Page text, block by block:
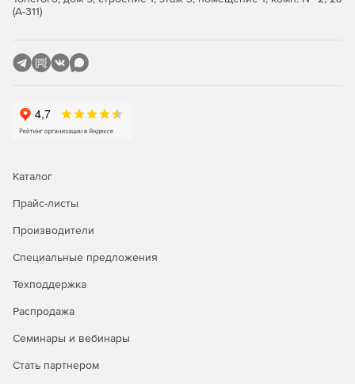
доменами и серверами.
компьютеров из режима сна (технология Wake On
LAN).
параметров функции контроля учетных записей,
брандмауэра.
Windows WMI с помощью графического интерфейса.
Удаленное восстановление ключей продуктов.
доменами и рабочими группами.
Задачи администрирования можно выполнять
Мастер настройки для быстрого начала работы.
Одна лицензия ИТ-администратора для
(А-311)
Каталог
Прайс-листы
Производители
Специальные предложения
Техподдержка
Распродажа
Семинары и вебинары
Стать партнером